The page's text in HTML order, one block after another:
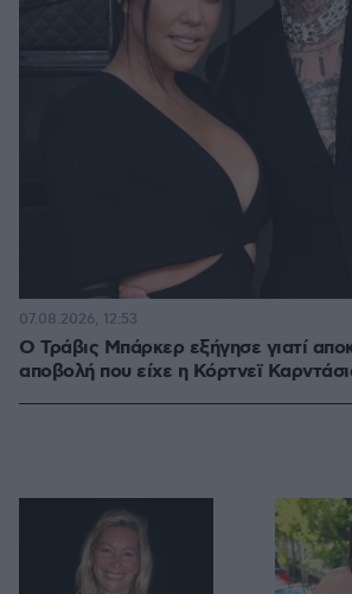
O Τράβις Μπάρκερ εξήγησε γιατί
αποβολή που είχε η Κόρτνεϊ
07.08.2026, 12:53